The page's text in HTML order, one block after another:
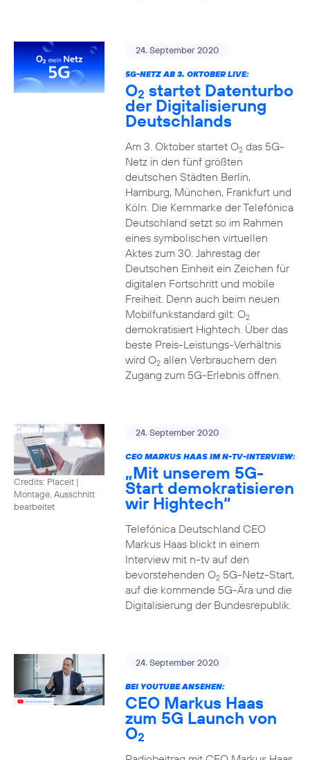
24. September 2020
5G-NETZ AB 3. OKTOBER LIVE:
O2 startet Datenturbo
der Digitalisierung
Deutschlands
Am 3. Oktober startet O2das 5G-
Netz in den fünf größten
deutschen Städten Berlin,
Hamburg, München, Frankfurt und
Köln. Die Kernmarke der Telefónica
Deutschland setzt so im Rahmen
eines symbolischen virtuellen
Aktes zum 30. Jahrestag der
Deutschen Einheit ein Zeichen für
digitalen Fortschritt und mobile
Freiheit. Denn auch beim neuen
Mobilfunkstandard gilt: O2
demokratisiert Hightech. Über das
beste Preis-Leistungs-Verhältnis
wird O2allen Verbrauchern den
Zugang zum 5G-Erlebnis öffnen.
Credits: Placeit |
Montage, Ausschnitt
bearbeitet
24. September 2020
CEO MARKUS HAAS IM N-TV-INTERVIEW:
„Mit unserem 5G-
Start demokratisieren
wir Hightech“
Telefónica Deutschland CEO
Markus Haas blickt in einem
Interview mit n-tv auf den
bevorstehenden O25G-Netz-Start,
auf die kommende 5G-Ära und die
Digitalisierung der Bundesrepublik.
24. September 2020
BEI YOUTUBE ANSEHEN:
CEO Markus Haas
zum 5G Launch von
O2